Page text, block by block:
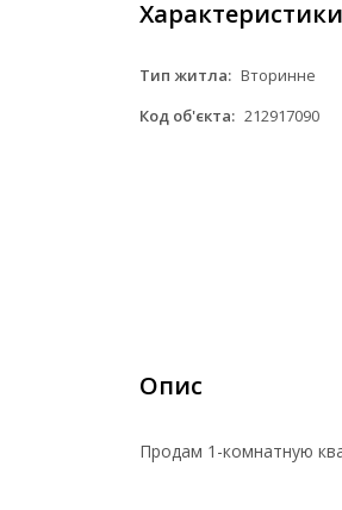
Характеристики
Тип житла: Вторинне
Код об'єкта: 212917090
Опис
Продам 1-комнатную